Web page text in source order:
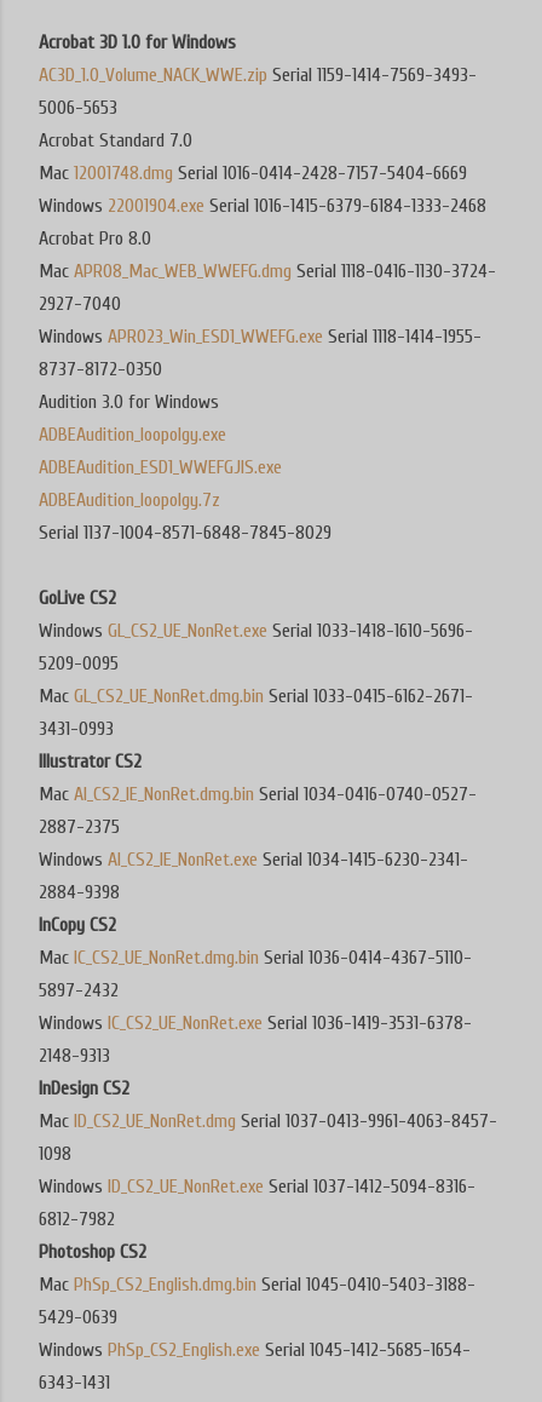
Acrobat 3D 1.0 for Windows
AC3D_1.0_Volume_NACK_WWE.zip Serial 1159-1414-7569-3493-
5006-5653
Acrobat Standard 7.0
Mac 12001748.dmg Serial 1016-0414-2428-7157-5404-6669
Windows 22001904.exe Serial 1016-1415-6379-6184-1333-2468
Acrobat Pro 8.0
Mac APRO8_Mac_WEB_WWEFG.dmg Serial 1118-0416-1130-3724-
2927-7040
Windows APRO23_Win_ESD1_WWEFG.exe Serial 1118-1414-1955-
8737-8172-0350
Audition 3.0 for Windows
ADBEAudition_loopolgy.exe
ADBEAudition_ESD1_WWEFGJIS.exe
ADBEAudition_loopolgy.7z
Serial 1137-1004-8571-6848-7845-8029
GoLive CS2
Windows GL_CS2_UE_NonRet.exe Serial 1033-1418-1610-5696-
5209-0095
Mac GL_CS2_UE_NonRet.dmg.bin Serial 1033-0415-6162-2671-
3431-0993
Illustrator CS2
Mac AI_CS2_IE_NonRet.dmg.bin Serial 1034-0416-0740-0527-
2887-2375
Windows AI_CS2_IE_NonRet.exe Serial 1034-1415-6230-2341-
2884-9398
InCopy CS2
Mac IC_CS2_UE_NonRet.dmg.bin Serial 1036-0414-4367-5110-
5897-2432
Windows IC_CS2_UE_NonRet.exe Serial 1036-1419-3531-6378-
2148-9313
InDesign CS2
Mac ID_CS2_UE_NonRet.dmg Serial 1037-0413-9961-4063-8457-
1098
Windows ID_CS2_UE_NonRet.exe Serial 1037-1412-5094-8316-
6812-7982
Photoshop CS2
Mac PhSp_CS2_English.dmg.bin Serial 1045-0410-5403-3188-
5429-0639
Windows PhSp_CS2_English.exe Serial 1045-1412-5685-1654-
6343-1431